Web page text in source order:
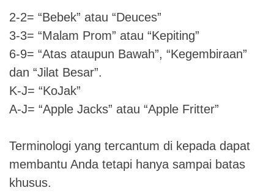
2-2= “Bebek” atau “Deuces”
3-3= “Malam Prom” atau “Kepiting”
6-9= “Atas ataupun Bawah”, “Kegembiraan”
dan “Jilat Besar”.
K-J= “KoJak”
A-J= “Apple Jacks” atau “Apple Fritter”
Terminologi yang tercantum di kepada dapat
membantu Anda tetapi hanya sampai batas
khusus.